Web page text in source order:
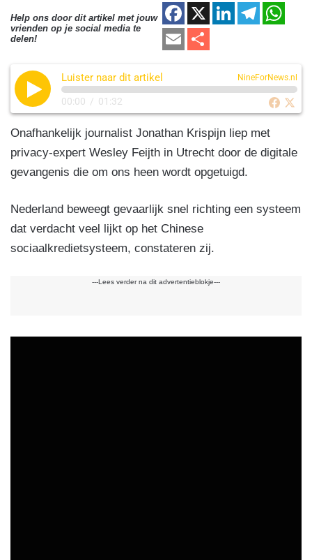
Help ons door dit artikel met jouw
vrienden op je social media te
delen!
F
a
c
e
o
o
k
X
Li
e
n
T
gr
a
m
s
A
p
E
aile
Luister naar dit artikel NineForNews.nl
00:00 / 01:32
Onafhankelijk journalist Jonathan Krispijn liep met
privacy-expert Wesley Feijth in Utrecht door de digitale
gevangenis die om ons heen wordt opgetuigd.
Nederland beweegt gevaarlijk snel richting een systeem
dat verdacht veel lijkt op het Chinese
sociaalkredietsysteem, constateren zij.
---Lees verder na dit advertentieblokje---